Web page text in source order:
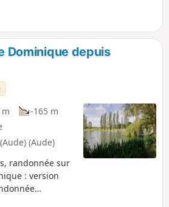
Dominique depuis
m
-165 m
(Aude)
randonnée sur
: version